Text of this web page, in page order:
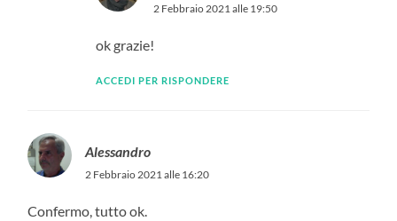
2 Febbraio 2021 alle 19:50
ok grazie!
ACCEDI PER RISPONDERE
Alessandro
2 Febbraio 2021 alle 16:20
Confermo, tutto ok.